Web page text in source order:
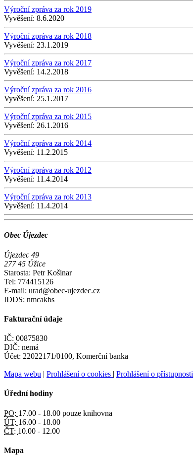
Výroční zpráva za rok 2019
Vyvěšení: 8.6.2020
Výroční zpráva za rok 2018
Vyvěšení: 23.1.2019
Výroční zpráva za rok 2017
Vyvěšení: 14.2.2018
Výroční zpráva za rok 2016
Vyvěšení: 25.1.2017
Výroční zpráva za rok 2015
Vyvěšení: 26.1.2016
Výroční zpráva za rok 2014
Vyvěšení: 11.2.2015
Výroční zpráva za rok 2012
Vyvěšení: 11.4.2014
Výroční zpráva za rok 2013
Vyvěšení: 11.4.2014
Obec Újezdec
Újezdec 49
277 45 Úžice
Starosta: Petr Košinar
Tel: 774415126
E-mail: urad@obec-ujezdec.cz
IDDS: nmcakbs
Fakturační údaje
IČ: 00875830
DIČ: nemá
Účet: 22022171/0100, Komerční banka
Mapa webu | Prohlášení o cookies | Prohlášení o přístupnosti
Úřední hodiny
PO: 17.00 - 18.00 pouze knihovna
ÚT: 16.00 - 18.00
ČT: 10.00 - 12.00
Mapa